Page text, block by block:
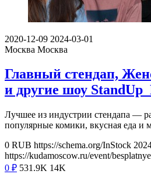
2020-12-09 2024-03-01
Москва Москва
Главный стендап,
и другие шоу
Лучшее из индустрии стендапа —
популярные комики, вкусная еда и
0 RUB https://schema.org/InStock
https://kudamoscow.ru/event/
0 ₽ 531.9K 14K